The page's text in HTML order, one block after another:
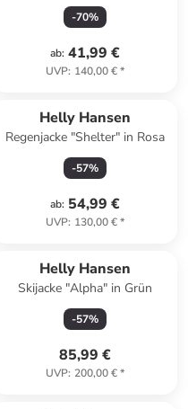
Schwarz
-70%
ab: 41,99 €
UVP: 140,00 €*
Helly Hansen
Regenjacke "Shelter" in Rosa
-57%
ab: 54,99 €
UVP: 130,00 €*
Helly Hansen
Skijacke "Alpha" in Grün
-57%
85,99 €
UVP: 200,00 €*